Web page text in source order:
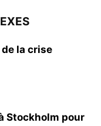
la crise
Stockholm pour